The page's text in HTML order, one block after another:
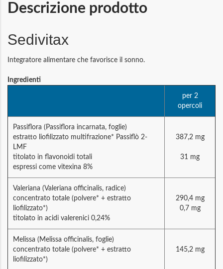
Descrizione prodotto
Sedivitax
Integratore alimentare che favorisce il sonno.
Ingredienti
per 2
opercoli
Passiflora (Passiflora incarnata, foglie)
estratto liofilizzato multifrazione* Passiflò 2-
LMF
titolato in flavonoidi totali
espressi come vitexina 8%
387,2 mg
31 mg
Valeriana (Valeriana officinalis, radice)
concentrato totale (polvere* + estratto
liofilizzato*)
titolato in acidi valerenici 0,24%
290,4 mg
0,7 mg
Melissa (Melissa officinalis, foglie)
concentrato totale (polvere* + estratto
liofilizzato*)
145,2 mg